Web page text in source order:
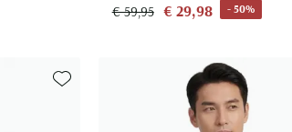
€ 59,95 € 29,98 - 50%
Toevoegen aan favorieten